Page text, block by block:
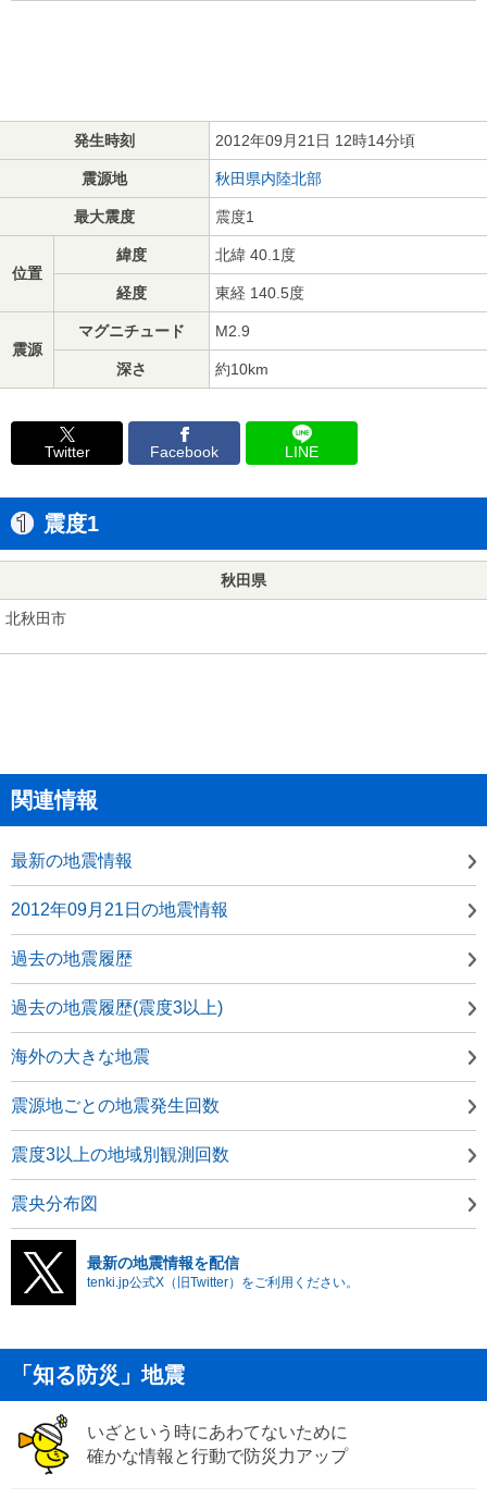
発生時刻 2012年09月21日 12時14分頃
震源地 秋田県内陸北部
最大震度 震度1
位置
緯度 北緯 40.1度
経度 東経 140.5度
震源
マグニチュード M2.9
深さ 約10km
Twitter Facebook LINE
震度1
秋田県
北秋田市
関連情報
最新の地震情報
2012年09月21日の地震情報
過去の地震履歴
過去の地震履歴(震度3以上)
海外の大きな地震
震源地ごとの地震発生回数
震度3以上の地域別観測回数
震央分布図
最新の地震情報を配信
tenki.jp公式X（旧Twitter）をご利用ください。
「知る防災」地震
いざという時にあわてないために
確かな情報と行動で防災力アップ